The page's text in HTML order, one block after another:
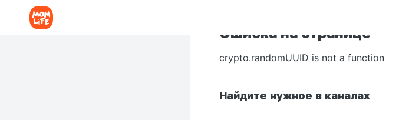
Ошибка на странице
crypto.randomUUID is not a function
Найдите нужное в каналах